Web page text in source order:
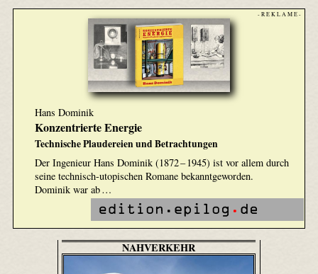
- R E K L A M E -
Hans Dominik
Konzentrierte Energie
Technische Plaudereien und Betrachtungen
Der Ingenieur Hans Dominik (1872 – 1945) ist vor allem durch
seine technisch-utopischen Romane bekanntgeworden.
Dominik war ab …
NAHVERKEHR